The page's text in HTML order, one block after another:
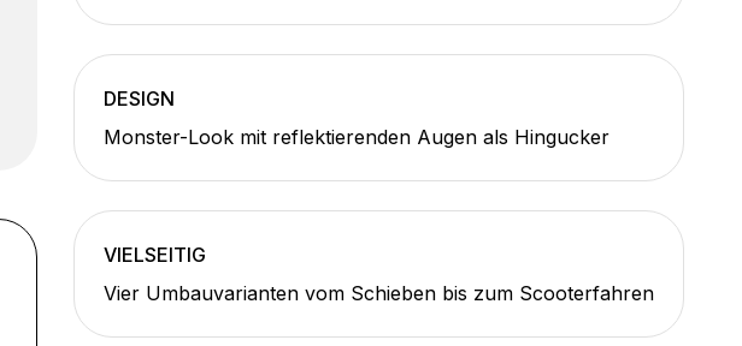
DESIGN
Monster-Look mit reflektierenden Augen als Hingucker
VIELSEITIG
Vier Umbauvarianten vom Schieben bis zum Scooterfahren